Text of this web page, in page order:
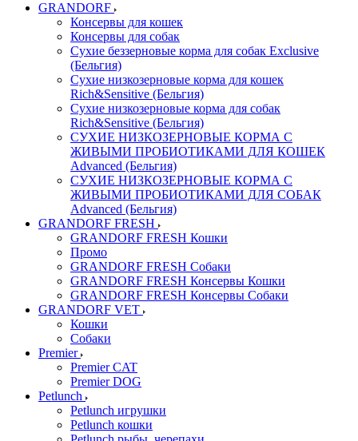
GRANDORF
Консервы для кошек
Консервы для собак
Сухие беззерновые корма для собак Exclusive
(Бельгия)
Сухие низкозерновые корма для кошек
Rich&Sensitive (Бельгия)
Сухие низкозерновые корма для собак
Rich&Sensitive (Бельгия)
СУХИЕ НИЗКОЗЕРНОВЫЕ КОРМА С
ЖИВЫМИ ПРОБИОТИКАМИ ДЛЯ КОШЕК
Advanced (Бельгия)
СУХИЕ НИЗКОЗЕРНОВЫЕ КОРМА С
ЖИВЫМИ ПРОБИОТИКАМИ ДЛЯ СОБАК
Advanced (Бельгия)
GRANDORF FRESH
GRANDORF FRESH Кошки
Промо
GRANDORF FRESH Собаки
GRANDORF FRESH Консервы Кошки
GRANDORF FRESH Консервы Собаки
GRANDORF VET
Кошки
Собаки
Premier
Premier CAT
Premier DOG
Petlunch
Petlunch игрушки
Petlunch кошки